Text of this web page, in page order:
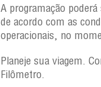
A programação
de acordo com as
operacionais, no
Planeje sua viagem.
Filômetro.